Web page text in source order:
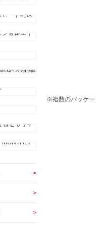
※複数のパッケー